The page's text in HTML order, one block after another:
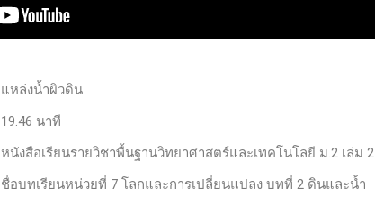
แหล่งน้ำผิวดิน
19.46 นาที
หนังสือเรียนรายวิชาพื้นฐานวิทยาศาสตร์และเทคโนโลยี ม.2 เล่ม 2
ชื่อบทเรียนหน่วยที่ 7 โลกและการเปลี่ยนแปลง บทที่ 2 ดินและน้ำ